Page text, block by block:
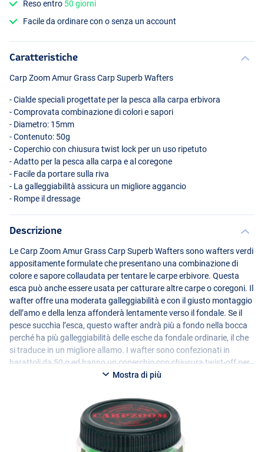
Reso entro 50 giorni
Facile da ordinare con o senza un account
Caratteristiche
Carp Zoom Amur Grass Carp Superb Wafters
- Cialde speciali progettate per la pesca alla carpa erbivora
- Comprovata combinazione di colori e sapori
- Diametro: 15mm
- Contenuto: 50g
- Coperchio con chiusura twist lock per un uso ripetuto
- Adatto per la pesca alla carpa e al coregone
- Facile da portare sulla riva
- La galleggiabilità assicura un migliore aggancio
- Rompe il dressage
Descrizione
Le Carp Zoom Amur Grass Carp Superb Wafters sono wafters verdi
appositamente formulate che presentano una combinazione di
colore e sapore collaudata per tentare le carpe erbivore. Questa
esca può anche essere usata per catturare altre carpe o coregoni. Il
wafter offre una moderata galleggiabilità e con il giusto montaggio
dell’amo e della lenza affonderà lentamente verso il fondale. Se il
pesce succhia l’esca, questo wafter andrà più a fondo nella bocca
perché ha più galleggiabilità delle esche da fondale ordinarie, il che
si traduce in un migliore allamo. I wafter sono confezionati in
barattoli da 50 g ed hanno un coperchio con chiusura twist-off per
Mostra di più